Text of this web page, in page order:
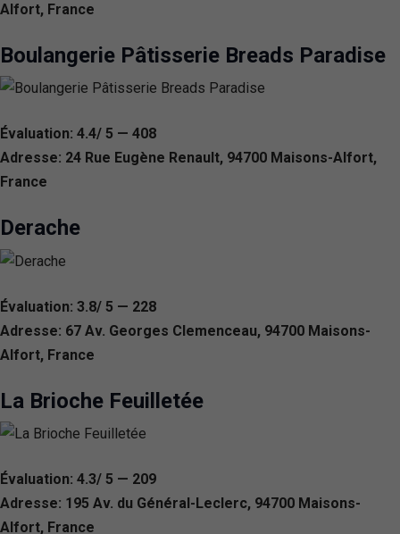
Alfort, France
Boulangerie Pâtisserie Breads Paradise
Évaluation: 4.4/ 5 — 408
Adresse: 24 Rue Eugène Renault, 94700 Maisons-Alfort,
France
Derache
Évaluation: 3.8/ 5 — 228
Adresse: 67 Av. Georges Clemenceau, 94700 Maisons-
Alfort, France
La Brioche Feuilletée
Évaluation: 4.3/ 5 — 209
Adresse: 195 Av. du Général-Leclerc, 94700 Maisons-
Alfort, France